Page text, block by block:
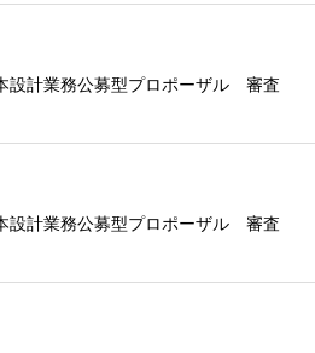
設計業務公募型プロポーザル 審査
設計業務公募型プロポーザル 審査